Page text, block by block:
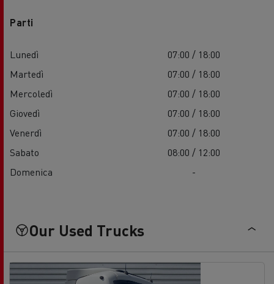
Parti
Lunedì
07:00 / 18:00
Martedì
07:00 / 18:00
Mercoledì
07:00 / 18:00
Giovedì
07:00 / 18:00
Venerdì
07:00 / 18:00
Sabato
08:00 / 12:00
Domenica
-
Our Used Trucks